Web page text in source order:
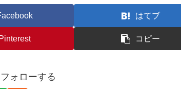
はてブ
Pinterest コピー
ォローする